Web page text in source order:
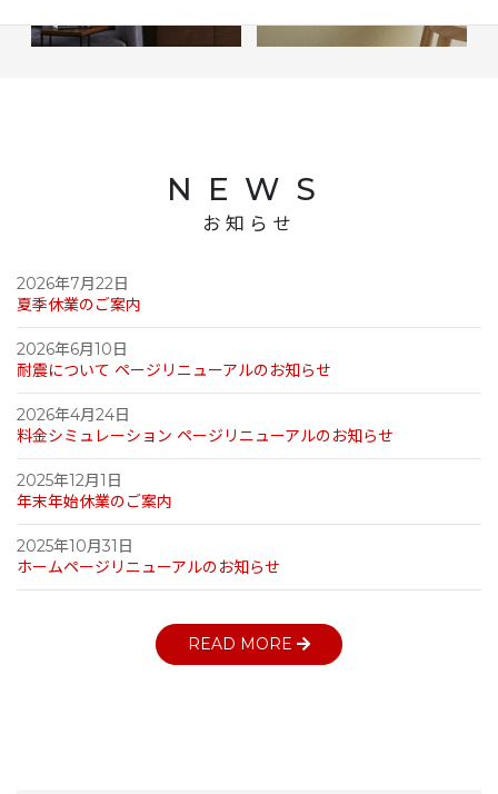
NEWS
お知らせ
2026年7月22日
夏季休業のご案内
2026年6月10日
耐震について ページリニューアルのお知らせ
2026年4月24日
料金シミュレーション ページリニューアルのお知らせ
2025年12月1日
年末年始休業のご案内
2025年10月31日
ホームページリニューアルのお知らせ
READ MORE